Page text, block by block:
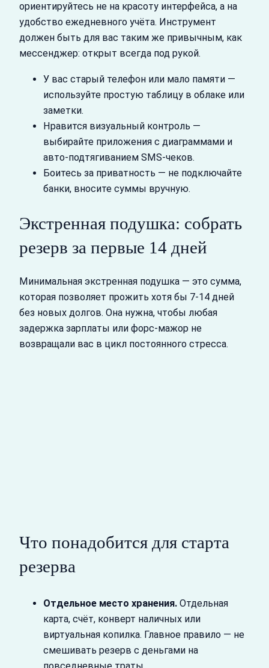
ориентируйтесь не на красоту интерфейса, а на
удобство ежедневного учёта. Инструмент
должен быть для вас таким же привычным, как
мессенджер: открыт всегда под рукой.
У вас старый телефон или мало памяти —
используйте простую таблицу в облаке или
заметки.
Нравится визуальный контроль —
выбирайте приложения с диаграммами и
авто‑подтягиванием SMS‑чеков.
Боитесь за приватность — не подключайте
банки, вносите суммы вручную.
Экстренная подушка: собрать
резерв за первые 14 дней
Минимальная экстренная подушка — это сумма,
которая позволяет прожить хотя бы 7-14 дней
без новых долгов. Она нужна, чтобы любая
задержка зарплаты или форс‑мажор не
возвращали вас в цикл постоянного стресса.
Что понадобится для старта
резерва
Отдельное место хранения. Отдельная
карта, счёт, конверт наличных или
виртуальная копилка. Главное правило — не
смешивать резерв с деньгами на
повседневные траты.